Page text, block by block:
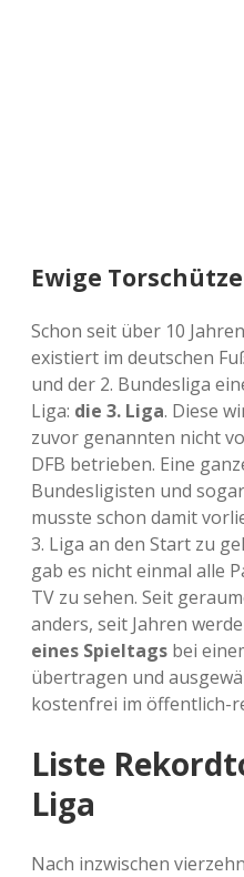
Ewige
Schon seit über 10
existiert im deutschen
und der 2. Bundesliga
Liga: die 3. Liga. Diese
zuvor genannten nicht
DFB betrieben. Eine
Bundesligisten und
musste schon damit
3. Liga an den Start zu
gab es nicht einmal alle
TV zu sehen. Seit
anders, seit Jahren
eines Spieltags bei
übertragen und
kostenfrei im öffentlich-
Liste
Liga
Nach inzwischen